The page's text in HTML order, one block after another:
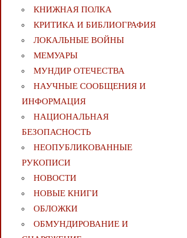
КНИЖНАЯ ПОЛКА
КРИТИКА И БИБЛИОГРАФИЯ
ЛОКАЛЬНЫЕ ВОЙНЫ
МЕМУАРЫ
МУНДИР ОТЕЧЕСТВА
НАУЧНЫЕ СООБЩЕНИЯ И
ИНФОРМАЦИЯ
НАЦИОНАЛЬНАЯ
БЕЗОПАСНОСТЬ
НЕОПУБЛИКОВАННЫЕ
РУКОПИСИ
НОВОСТИ
НОВЫЕ КНИГИ
ОБЛОЖКИ
ОБМУНДИРОВАНИЕ И